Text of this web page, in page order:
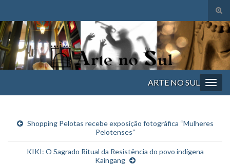
de
Search for:
ARTE NO SUL
Shopping Pelotas recebe exposição fotográfica “Mulheres
Pelotenses”
KIKI: O Sagrado Ritual da Resistência do povo indígena
Kaingang